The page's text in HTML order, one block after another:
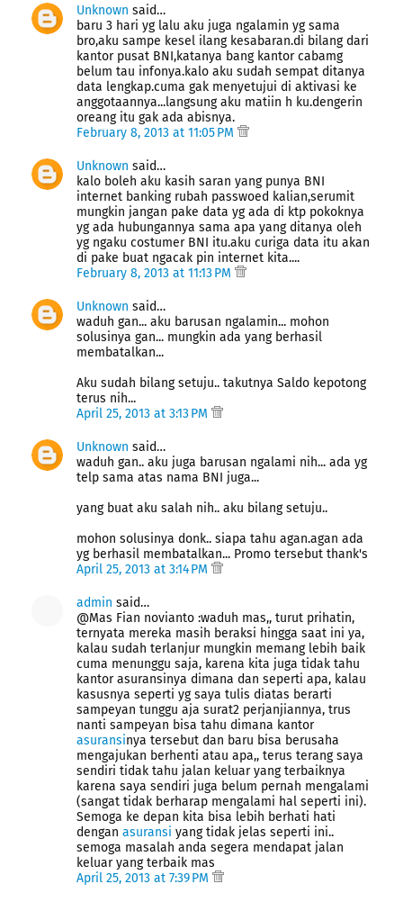
Unknown said…
baru 3 hari yg lalu aku juga ngalamin yg sama
bro,aku sampe kesel ilang kesabaran.di bilang dari
kantor pusat BNI,katanya bang kantor cabamg
belum tau infonya.kalo aku sudah sempat ditanya
data lengkap.cuma gak menyetujui di aktivasi ke
anggotaannya...langsung aku matiin h ku.dengerin
oreang itu gak ada abisnya.
February 8, 2013 at 11:05 PM
Unknown said…
kalo boleh aku kasih saran yang punya BNI
internet banking rubah passwoed kalian,serumit
mungkin jangan pake data yg ada di ktp pokoknya
yg ada hubungannya sama apa yang ditanya oleh
yg ngaku costumer BNI itu.aku curiga data itu akan
di pake buat ngacak pin internet kita....
February 8, 2013 at 11:13 PM
Unknown said…
waduh gan... aku barusan ngalamin... mohon
solusinya gan... mungkin ada yang berhasil
membatalkan...
Aku sudah bilang setuju.. takutnya Saldo kepotong
terus nih...
April 25, 2013 at 3:13 PM
Unknown said…
waduh gan.. aku juga barusan ngalami nih... ada yg
telp sama atas nama BNI juga...
yang buat aku salah nih.. aku bilang setuju..
mohon solusinya donk.. siapa tahu agan.agan ada
yg berhasil membatalkan... Promo tersebut thank's
April 25, 2013 at 3:14 PM
admin said…
@Mas Fian novianto :waduh mas,, turut prihatin,
ternyata mereka masih beraksi hingga saat ini ya,
kalau sudah terlanjur mungkin memang lebih baik
cuma menunggu saja, karena kita juga tidak tahu
kantor asuransinya dimana dan seperti apa, kalau
kasusnya seperti yg saya tulis diatas berarti
sampeyan tunggu aja surat2 perjanjiannya, trus
nanti sampeyan bisa tahu dimana kantor
asuransinya tersebut dan baru bisa berusaha
mengajukan berhenti atau apa,, terus terang saya
sendiri tidak tahu jalan keluar yang terbaiknya
karena saya sendiri juga belum pernah mengalami
(sangat tidak berharap mengalami hal seperti ini).
Semoga ke depan kita bisa lebih berhati hati
dengan asuransi yang tidak jelas seperti ini..
semoga masalah anda segera mendapat jalan
keluar yang terbaik mas
April 25, 2013 at 7:39 PM